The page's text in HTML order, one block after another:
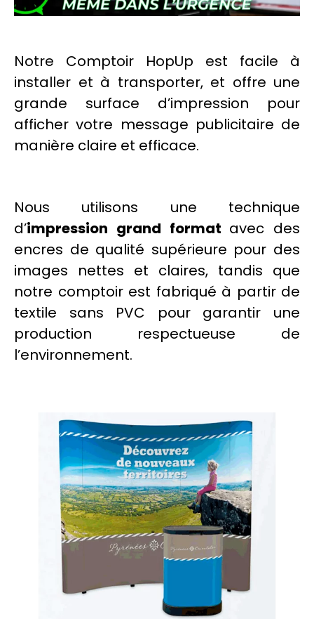
Notre Comptoir HopUp est facile à
installer et à transporter, et offre une
grande surface d’impression pour
afficher votre message publicitaire de
manière claire et efficace.
Nous utilisons une technique
d’impression grand format avec des
encres de qualité supérieure pour des
images nettes et claires, tandis que
notre comptoir est fabriqué à partir de
textile sans PVC pour garantir une
production respectueuse de
l’environnement.